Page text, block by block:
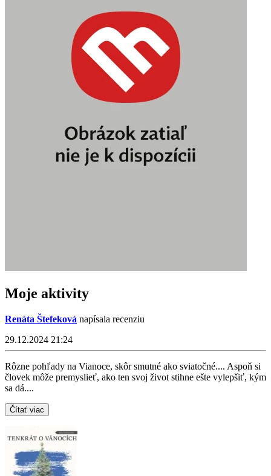
Moje aktivity
Renáta Štefeková napísala recenziu
29.12.2024 21:24
Rôzne pohľady na Vianoce, skôr smutné ako sviatočné.... Aspoň si
človek môže premyslieť, ako ten svoj život stihne ešte vylepšiť, kým
sa dá....
Čítať viac